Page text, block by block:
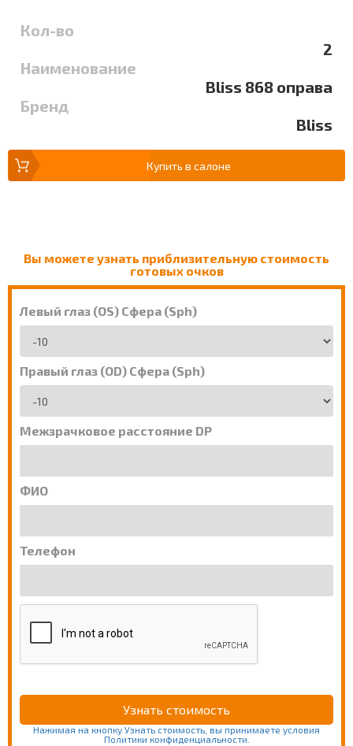
Кол-во
2
Наименование
Bliss 868 оправа
Бренд
Bliss
Купить в салоне
Вы можете узнать приблизительную стоимость
готовых очков
Левый глаз (OS) Сфера (Sph)
Правый глаз (OD) Сфера (Sph)
Межзрачковое расстояние DP
ФИО
Телефон
Нажимая на кнопку Узнать стоимость, вы принимаете условия
Политики конфиденциальности.